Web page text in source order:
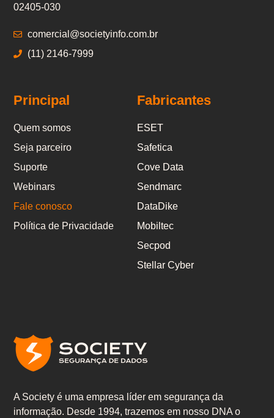
A Society é uma empresa líder em segurança da
informação. Desde 1994, trazemos em nosso DNA o
Fabricantes
ESET
Safetica
Cove Data
Sendmarc
DataDike
Mobiltec
Secpod
Stellar Cyber
Principal
Quem somos
Seja parceiro
Suporte
Webinars
Fale conosco
Política de Privacidade
02405-030
comercial@societyinfo.com.br
(11) 2146-7999